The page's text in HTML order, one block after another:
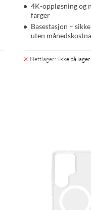
4K-oppløsning og
farger
Basestasjon –
uten
Nettlager: Ikke på lager